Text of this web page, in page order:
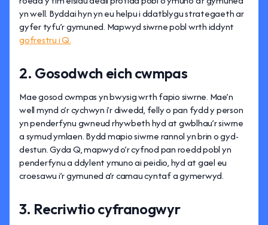
yn well. Byddai hyn yn eu helpu i ddatblygu strategaeth ar
gyfer tyfu’r gymuned. Mapwyd siwrne pobl wrth iddynt
gofrestru i Q.
2. Gosodwch eich cwmpas
Mae gosod cwmpas yn bwysig wrth fapio siwrne. Mae’n
well mynd o’r cychwyn i’r diwedd, felly o pan fydd y person
yn penderfynu gwneud rhywbeth hyd at gwblhau’r siwrne
a symud ymlaen. Bydd mapio siwrne rannol yn brin o gyd-
destun. Gyda Q, mapwyd o’r cyfnod pan roedd pobl yn
penderfynu a ddylent ymuno ai peidio, hyd at gael eu
croesawu i’r gymuned a’r camau cyntaf a gymerwyd.
3. Recriwtio cyfranogwyr